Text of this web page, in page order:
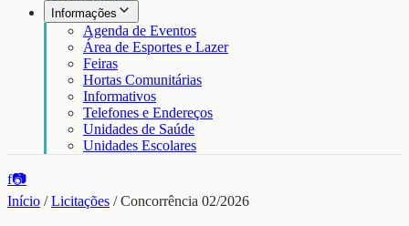
Informações
Agenda de Eventos
Área de Esportes e Lazer
Feiras
Hortas Comunitárias
Informativos
Telefones e Endereços
Unidades de Saúde
Unidades Escolares
f📷
Início /Licitações /Concorrência 02/2026